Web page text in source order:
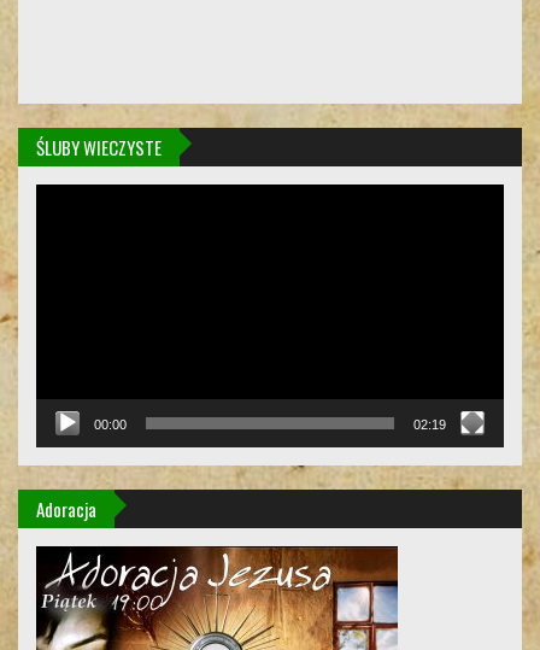
ŚLUBY WIECZYSTE
00:00 02:19
Adoracja